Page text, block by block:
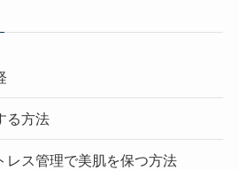
る方法
レス管理で美肌を保つ方法